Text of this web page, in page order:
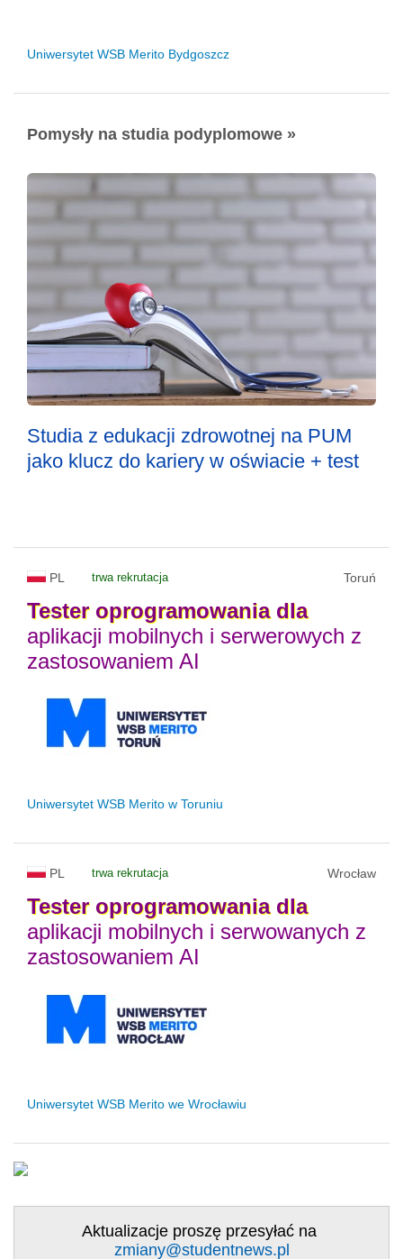
Uniwersytet WSB Merito Bydgoszcz
Pomysły na studia podyplomowe »
Studia z edukacji zdrowotnej na PUM
jako klucz do kariery w oświacie + test
PL trwa rekrutacja Toruń
Tester oprogramowania dla
aplikacji mobilnych i serwerowych z
zastosowaniem AI
Uniwersytet WSB Merito w Toruniu
PL trwa rekrutacja Wrocław
Tester oprogramowania dla
aplikacji mobilnych i serwowanych z
zastosowaniem AI
Uniwersytet WSB Merito we Wrocławiu
Aktualizacje proszę przesyłać na
zmiany@studentnews.pl